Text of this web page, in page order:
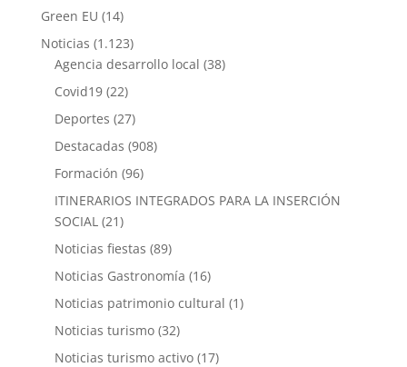
Green EU (14)
Noticias (1.123)
Agencia desarrollo local (38)
Covid19(22)
Deportes (27)
Destacadas (908)
Formación (96)
ITINERARIOS INTEGRADOS PARA LA INSERCIÓN
SOCIAL (21)
Noticias fiestas (89)
Noticias Gastronomía (16)
Noticias patrimonio cultural (1)
Noticias turismo(32)
Noticias turismo activo(17)